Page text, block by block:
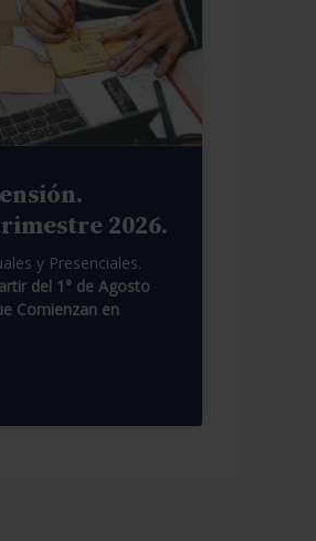
2026.
y Presenciales.
del 1° de Agosto
Comienzan en